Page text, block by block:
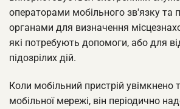
операторами мобільного зв'язку та
органами для визначення
які потребують допомоги, або для
підозрілих дій.
Коли мобільний пристрій увімкнено
мобільної мережі, він періодично